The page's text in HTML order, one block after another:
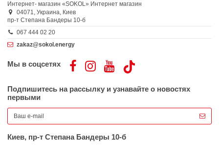
Интернет- магазин «SOKOL» Интернет магазин
04071, Украина, Киев
пр-т Степана Бандеры 10-б
067 444 02 20
zakaz@sokol.energy
Мы в соцсетях
Подпишитесь на рассылку и узнавайте о новостях
первыми
Киев, пр-т Степана Бандеры 10-б